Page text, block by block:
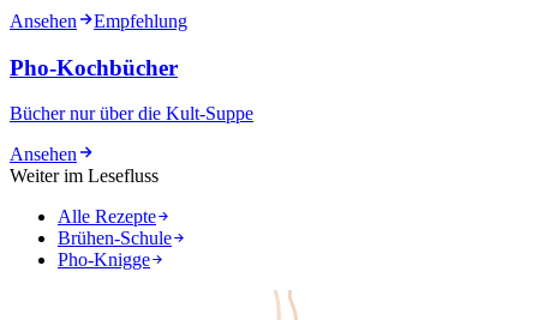
Ansehen
Empfehlung
Pho-Kochbücher
Bücher nur über die Kult-Suppe
Ansehen
Weiter im Lesefluss
Alle Rezepte
Brühen-Schule
Pho-Knigge